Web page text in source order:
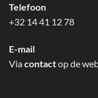
Telefoon
+32 14 41 12 78
E-mail
Viacontactop de